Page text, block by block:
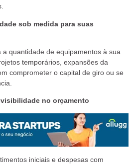
sob medida para suas
quantidade de equipamentos à sua
temporários, expansões da
comprometer o capital de giro ou se
no orçamento
iniciais e despesas com